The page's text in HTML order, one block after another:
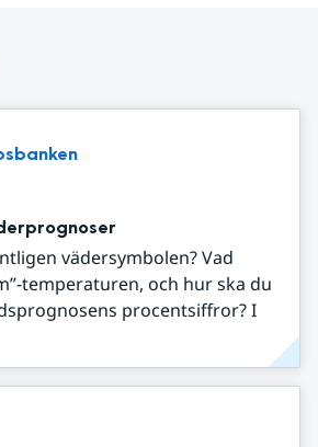
vädersymbolen? Vad
temperaturen, och hur ska du
procentsiffror? I